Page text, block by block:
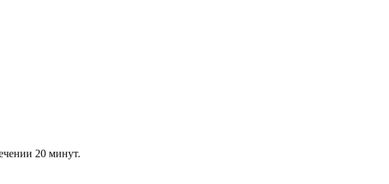
20 минут.